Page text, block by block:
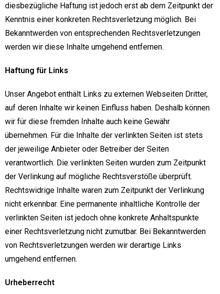
diesbezügliche Haftung ist jedoch erst ab dem Zeitpunkt der
Kenntnis einer konkreten Rechtsverletzung möglich. Bei
Bekanntwerden von entsprechenden Rechtsverletzungen
werden wir diese Inhalte umgehend entfernen.
Haftung für Links
Unser Angebot enthält Links zu externen Webseiten Dritter,
auf deren Inhalte wir keinen Einfluss haben. Deshalb können
wir für diese fremden Inhalte auch keine Gewähr
übernehmen. Für die Inhalte der verlinkten Seiten ist stets
der jeweilige Anbieter oder Betreiber der Seiten
verantwortlich. Die verlinkten Seiten wurden zum Zeitpunkt
der Verlinkung auf mögliche Rechtsverstöße überprüft.
Rechtswidrige Inhalte waren zum Zeitpunkt der Verlinkung
nicht erkennbar. Eine permanente inhaltliche Kontrolle der
verlinkten Seiten ist jedoch ohne konkrete Anhaltspunkte
einer Rechtsverletzung nicht zumutbar. Bei Bekanntwerden
von Rechtsverletzungen werden wir derartige Links
umgehend entfernen.
Urheberrecht